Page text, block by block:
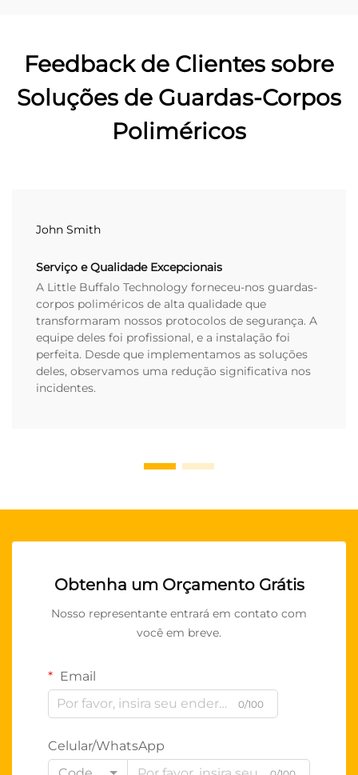
Feedback de Clientes sobre
Soluções de Guardas-Corpos
Poliméricos
John Smith
Serviço e Qualidade Excepcionais
A Little Buffalo Technology forneceu-nos guardas-
corpos poliméricos de alta qualidade que
transformaram nossos protocolos de segurança. A
equipe deles foi profissional, e a instalação foi
perfeita. Desde que implementamos as soluções
deles, observamos uma redução significativa nos
incidentes.
Obtenha um Orçamento Grátis
Nosso representante entrará em contato com
você em breve.
Email
0/100
Celular/WhatsApp